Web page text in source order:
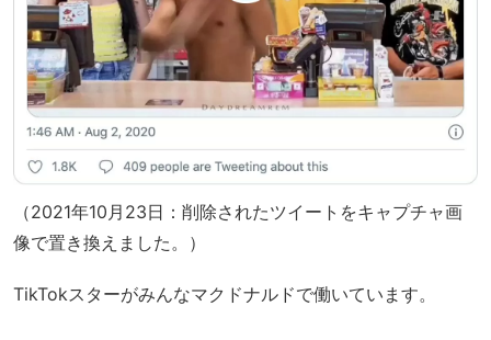
（2021年10月23日：削除されたツイートをキャプチャ画
像で置き換えました。）
TikTokスターがみんなマクドナルドで働いています。